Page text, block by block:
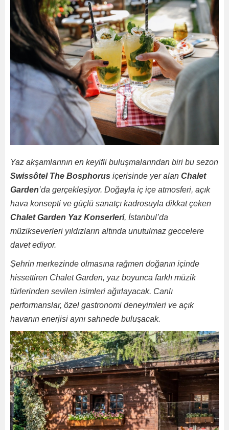
Yaz akşamlarının en keyifli buluşmalarından biri bu sezon
Swissôtel The Bosphorus içerisinde yer alan Chalet
Garden’da gerçekleşiyor. Doğayla iç içe atmosferi, açık
hava konsepti ve güçlü sanatçı kadrosuyla dikkat çeken
Chalet Garden Yaz Konserleri, İstanbul’da
müzikseverleri yıldızların altında unutulmaz geccelere
davet ediyor.
Şehrin merkezinde olmasına rağmen doğanın içinde
hissettiren Chalet Garden, yaz boyunca farklı müzik
türlerinden sevilen isimleri ağırlayacak. Canlı
performanslar, özel gastronomi deneyimleri ve açık
havanın enerjisi aynı sahnede buluşacak.